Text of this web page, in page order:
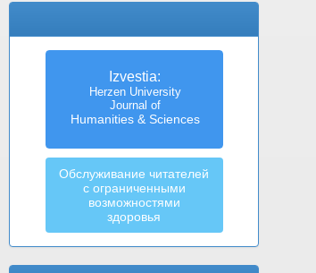
Izvestia:
Herzen University
Journal of
Humanities & Sciences
Обслуживание читателей
с ограниченными
возможностями
здоровья